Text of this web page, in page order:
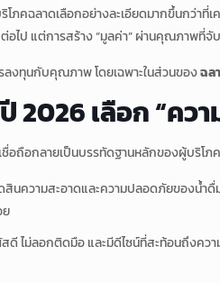
ภคฉลาดเลือกอย่างละเอียดมากขึ้นกว่าที่
ต่อไป แต่การสร้าง “มูลค่า” ผ่านคุณภา
รลงทุนกับคุณภาพ โดยเฉพาะในส่วนของฉล
2026 เลือก “คว
อถือกลายเป็นบรรทัดฐานหลักของผู้บริโภ
นความสะอาดและความปลอดภัยของน้ำ
ย
ดี ไม่ลอกติดมือ และมีดีไซน์ที่สะท้อนถึงคว